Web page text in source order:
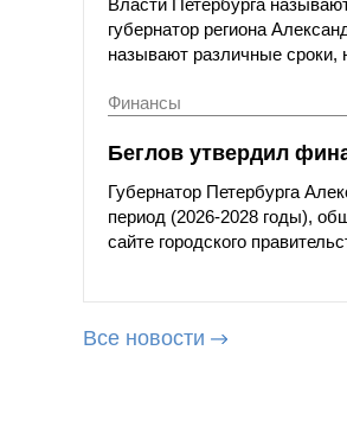
губернатор региона
называют различные сроки,
Финансы
Беглов утвердил
Губернатор Петербурга
период (2026-2028 годы),
сайте городского
Все новости